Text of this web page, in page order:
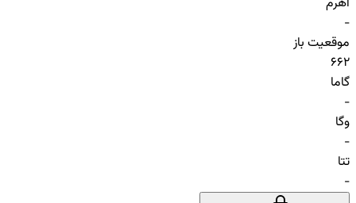
-
موقعیت باز
662
گاما
-
وگا
-
تتا
-